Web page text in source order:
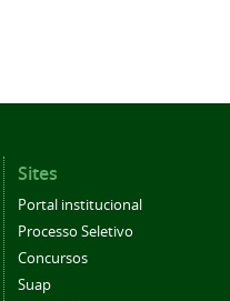
Sites
Portal institucional
Processo Seletivo
Concursos
Suap